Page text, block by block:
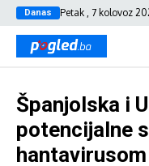
Danas Petak , 7 kolovoz
Španjolska i
potencijalne
hantavirusom